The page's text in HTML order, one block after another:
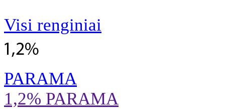
Visi renginiai
PARAMA
1,2% PARAMA